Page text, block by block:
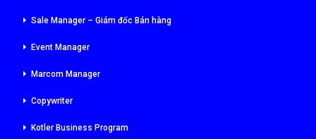
Sale Manager – Giám đốc Bán hàng
Event Manager
Marcom Manager
Copywriter
Kotler Business Program